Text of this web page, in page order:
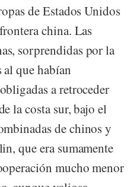
de Estados Unidos
china. Las
sorprendidas por la
al que habían
a retroceder
la costa sur, bajo el
de chinos y
que era sumamente
mucho menor